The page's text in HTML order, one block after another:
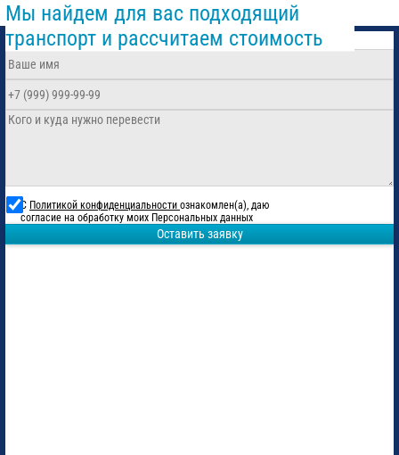
Мы найдем для вас подходящий
транспорт и рассчитаем стоимость
С Политикой конфиденциальности ознакомлен(а), даю
согласие на обработку моих Персональных данных
Оставить заявку